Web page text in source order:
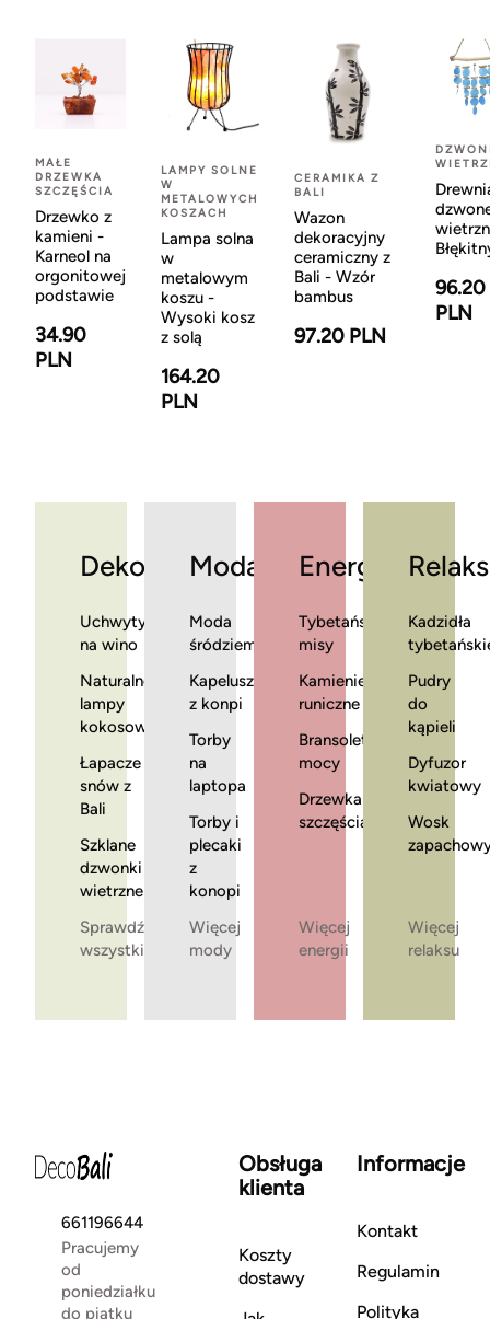
MAŁE
DRZEWKA
SZCZĘŚCIA
Drzewko z
kamieni -
Karneol na
orgonitowej
podstawie
34.90
PLN
LAMPY SOLNE
W
METALOWYCH
KOSZACH
Lampa solna
w
metalowym
koszu -
Wysoki kosz
z solą
164.20
PLN
CERAMIKA Z
BALI
Wazon
dekoracyjny
ceramiczny z
Bali - Wzór
bambus
97.20 PLN
96.20
PLN
Dekoracje
Uchwyty
na wino
Naturalne
lampy
kokosowe
Łapacze
snów z
Bali
Szklane
dzwonki
wietrzne
Sprawdź
wszystkie
Moda
Moda
śródziemnomorska
Kapelusze
z konpi
Torby
na
laptopa
Torby i
plecaki
z
konopi
Więcej
mody
Energia
Tybetańskie
misy
Kamienie
runiczne
Bransoletki
mocy
Drzewka
szczęścia
Więcej
energii
Relaks
Kadzidła
Pudry
do
kąpieli
Dyfuzor
kwiatowy
Wosk
Więcej
relaksu
661196644
Pracujemy
od
poniedziałku
do piątku
Obsługa
klienta
Koszty
dostawy
Informacje
Kontakt
Regulamin
Polityka